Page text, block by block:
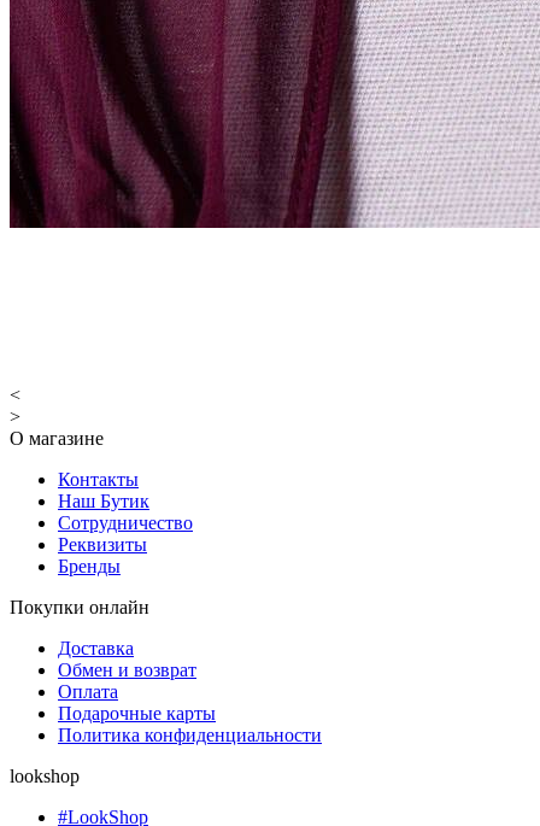
<
>
О магазине
Контакты
Наш Бутик
Сотрудничество
Реквизиты
Бренды
Покупки онлайн
Доставка
Обмен и возврат
Оплата
Подарочные карты
Политика конфиденциальности
lookshop
#LookShop